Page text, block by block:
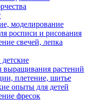
моделирование
росписи и рисования
свечей, лепка
выращивания растений
плетение, шитье
опыты для детей
фресок